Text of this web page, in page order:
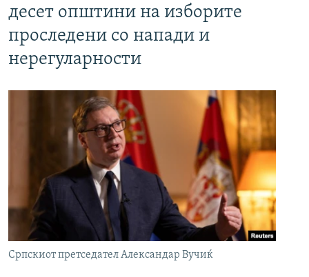
десет општини на изборите
проследени со напади и
нерегуларности
Српскиот претседател Александар Вучиќ